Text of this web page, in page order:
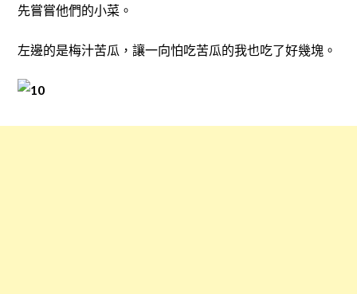
先嘗嘗他們的小菜。
左邊的是梅汁苦瓜，讓一向怕吃苦瓜的我也吃了好幾塊。